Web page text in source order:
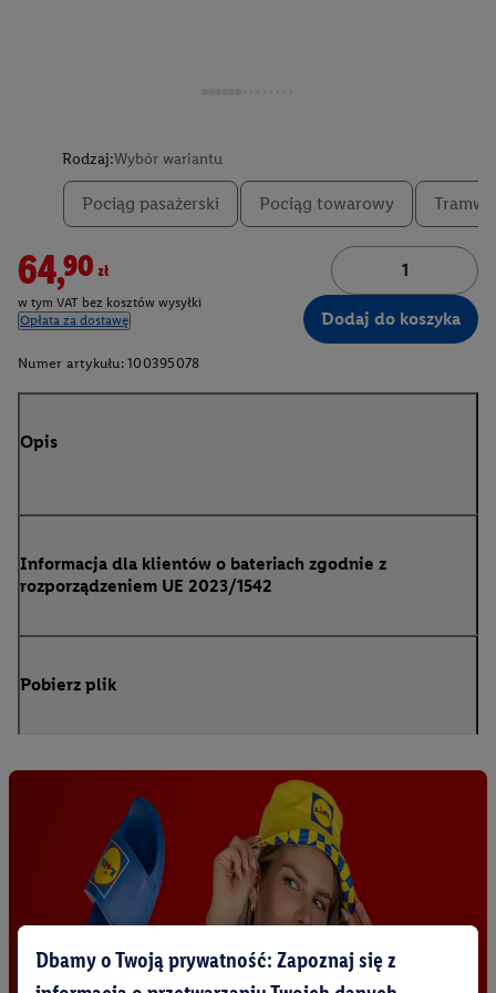
Rodzaj:Wybór wariantu
Pociąg pasażerski Pociąg towarowy
64,90zł
w tym VAT bez kosztów wysyłki
Opłata za dostawę
Dodaj do koszyka
Numer artykułu: 100395078
Opis
Informacja dla klientów o bateriach zgodnie z
rozporządzeniem UE 2023/1542
Pobierz plik
Dbamy o Twoją prywatność: Zapoznaj się z